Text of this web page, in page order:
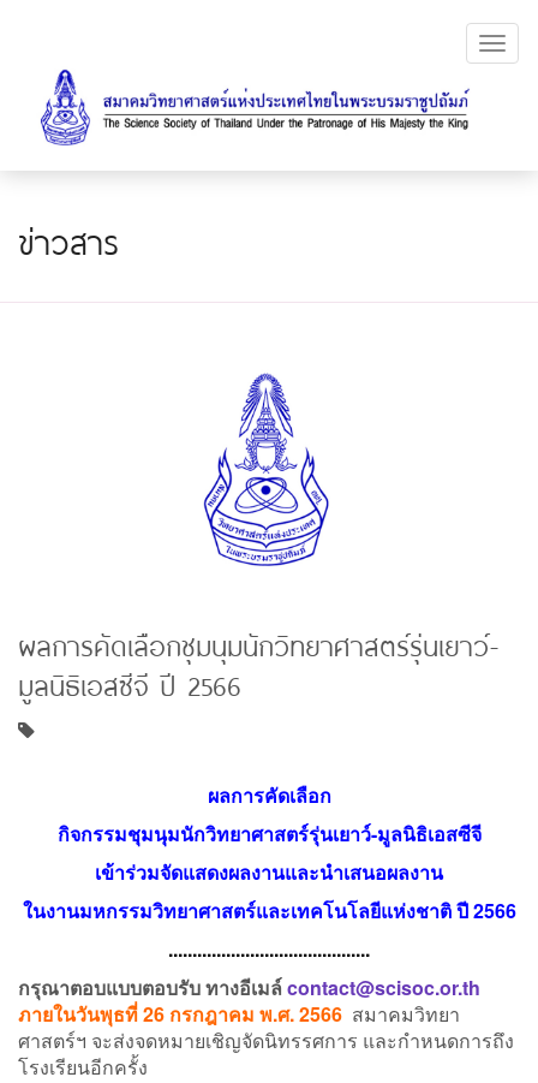
ข่าวสาร
ผลการคัดเลือกชุมนุมนักวิทยาศาสตร์รุ่นเยาว์-
มูลนิธิเอสซีจี ปี 2566
ผลการคัดเลือก
กิจกรรมชุมนุมนักวิทยาศาสตร์รุ่นเยาว์-มูลนิธิเอสซีจี
เข้าร่วมจัดแสดงผลงานและนำเสนอผลงาน
ในงานมหกรรมวิทยาศาสตร์และเทคโนโลยีแห่งชาติ ปี 2566
..........................................
กรุณาตอบแบบตอบรับ ทางอีเมล์contact@scisoc.or.th
ภายในวันพุธที่ 26 กรกฎาคม พ.ศ. 2566 สมาคมวิทยา
ศาสตร์ฯ จะส่งจดหมายเชิญจัดนิทรรศการ และกำหนดการถึง
โรงเรียนอีกครั้ง